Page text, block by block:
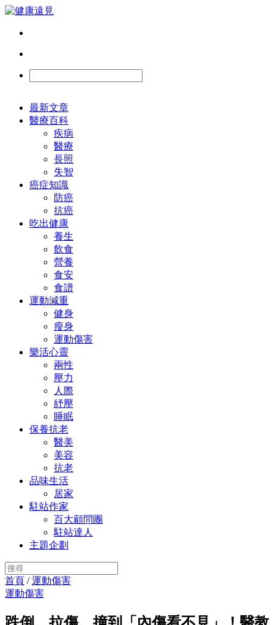
最新文章
醫療百科
疾病
醫療
長照
失智
癌症知識
防癌
抗癌
吃出健康
養生
飲食
營養
食安
食譜
運動減重
健身
瘦身
運動傷害
樂活心靈
兩性
壓力
人際
紓壓
睡眠
保養抗老
醫美
美容
抗老
品味生活
居家
駐站作家
百大顧問團
駐站達人
主題企劃
首頁 /運動傷害
運動傷害